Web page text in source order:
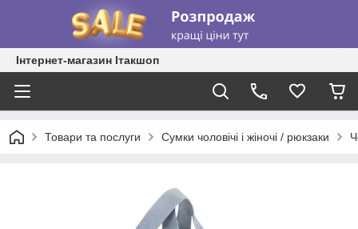
Інтернет-магазин Ітакшоп
Товари та послуги Сумки чоловічі і жіночі / рюкзаки